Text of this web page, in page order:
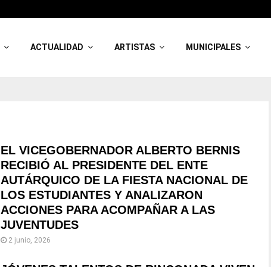
ACTUALIDAD ARTISTAS MUNICIPALES
EL VICEGOBERNADOR ALBERTO BERNIS
RECIBIÓ AL PRESIDENTE DEL ENTE
AUTÁRQUICO DE LA FIESTA NACIONAL DE
LOS ESTUDIANTES Y ANALIZARON
ACCIONES PARA ACOMPAÑAR A LAS
JUVENTUDES
2 junio, 2026